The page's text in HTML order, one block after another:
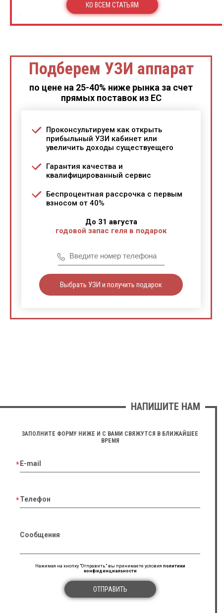
КО ВСЕМ СТАТЬЯМ
Подберем УЗИ аппарат
по цене на 25-40% ниже рынка за счет
прямых поставок из ЕС
Проконсультируем как открыть
прибыльный УЗИ кабинет или
увеличить доходы существуещего
Гарантия качества и
квалифицированный сервис
Беспроцентная рассрочка с первым
взносом от 40%
До 31 августа
годовой запас геля в подарок
Выбрать УЗИ и получить подарок
НАПИШИТЕ НАМ
ЗАПОЛНИТЕ ФОРМУ НИЖЕ И С ВАМИ СВЯЖУТСЯ В БЛИЖАЙШЕЕ
ВРЕМЯ
E-mail
Телефон
Сообщения
Нажимая на кнопку "Отправить" вы принимаете условия политики
конфиденциальности
ОТПРАВИТЬ